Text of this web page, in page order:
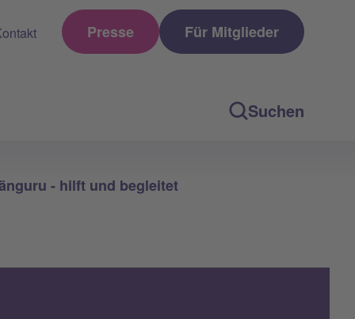
Suchen
Presse Für Mitglieder
- hilft und begleitet